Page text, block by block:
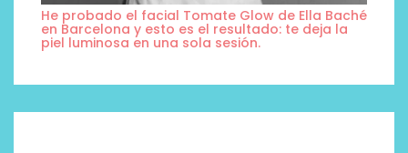
He probado el facial Tomate Glow de Ella Baché
en Barcelona y esto es el resultado: te deja la
piel luminosa en una sola sesión.